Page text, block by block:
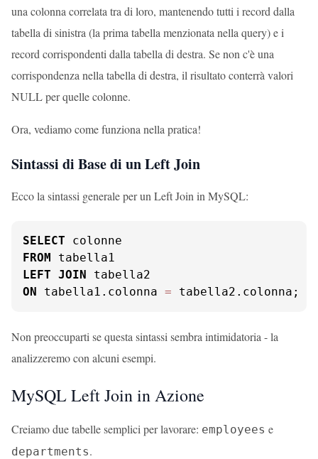
una colonna correlata tra di loro, mantenendo tutti i record dalla
tabella di sinistra (la prima tabella menzionata nella query) e i
record corrispondenti dalla tabella di destra. Se non c'è una
corrispondenza nella tabella di destra, il risultato conterrà valori
NULL per quelle colonne.
Ora, vediamo come funziona nella pratica!
Sintassi di Base di un Left Join
Ecco la sintassi generale per un Left Join in MySQL:
SELECT
FROM
LEFT JOIN
ON tabella1.colonna = tabella2.colonna;
Non preoccuparti se questa sintassi sembra intimidatoria - la
analizzeremo con alcuni esempi.
MySQL Left Join in Azione
Creiamo due tabelle semplici per lavorare: employees e
departments.